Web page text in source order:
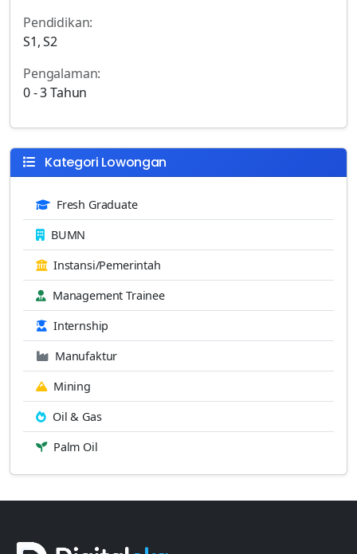
Pendidikan:
S1, S2
Pengalaman:
0 - 3 Tahun
Kategori Lowongan
Fresh Graduate
BUMN
Instansi/Pemerintah
Management Trainee
Internship
Manufaktur
Mining
Oil & Gas
Palm Oil